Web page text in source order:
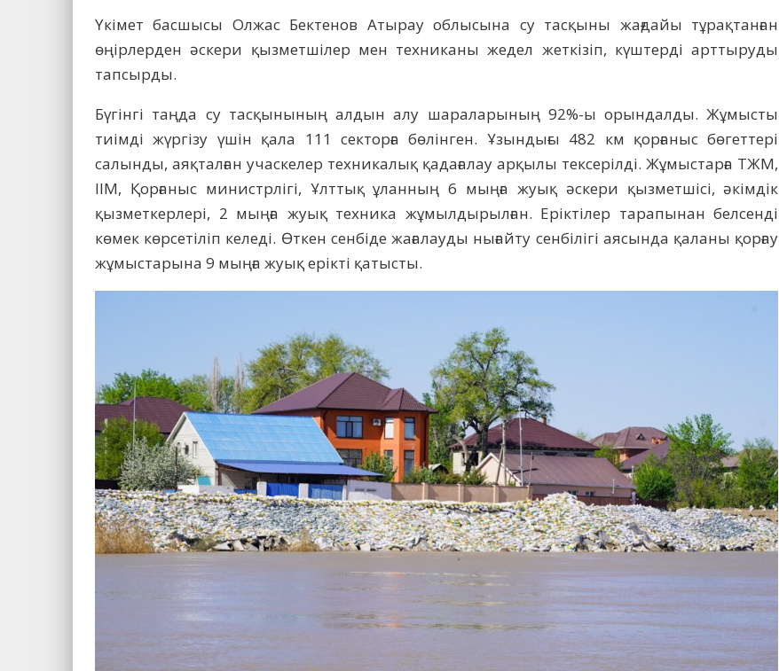
Үкімет басшысы Олжас Бек­тенов Атырау облысына су тасқыны жағ­дайы тұрақтанған
өңірлерден әскери қызметшілер мен техниканы жедел жеткізіп, күштерді арттыруды
тапсырды.
Бүгінгі таңда су тасқынының алдын алу шараларының 92%-ы орындалды. Жұмысты
тиімді жүргізу үшін қала 111 секторға бөлінген. Ұзындығы 482 км қорғаныс бөгеттері
салынды, аяқталған учаскелер техникалық қадағалау арқы­лы тексерілді. Жұмыстарға ТЖМ,
ІІМ, Қорғаныс министрлігі, Ұлттық ұланның 6 мыңға жуық әскери қызметшісі, әкім­дік
қызметкерлері, 2 мыңға жуық техника жұмылдырылған. Еріктілер тарапынан белсенді
көмек көрсетіліп келеді. Өткен сенбіде жағалауды нығай­ту сен­білігі аясында қаланы қорғау
жұмыс­тарына 9 мыңға жуық ерікті қатысты.